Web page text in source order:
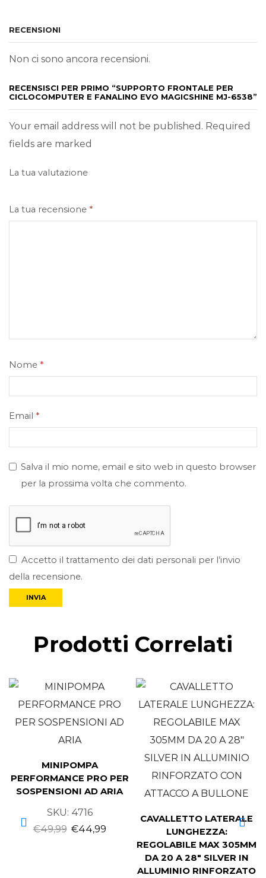
RECENSIONI
Non ci sono ancora recensioni.
RECENSISCI PER PRIMO “SUPPORTO FRONTALE PER
CICLOCOMPUTER E FANALINO EVO MAGICSHINE MJ-6538”
Your email address will not be published. Required
fields are marked
La tua valutazione
La tua recensione *
Nome *
Email *
Salva il mio nome, email e sito web in questo browser
per la prossima volta che commento.
Accetto il trattamento dei dati personali per l’invio
della recensione.
Prodotti Correlati
MINIPOMPA
PERFORMANCE PRO PER
SOSPENSIONI AD ARIA
SKU: 4716
€49,99 €44,99
CAVALLETTO LATERALE
LUNGHEZZA:
REGOLABILE MAX 305MM
DA 20 A 28″ SILVER IN
ALLUMINIO RINFORZATO